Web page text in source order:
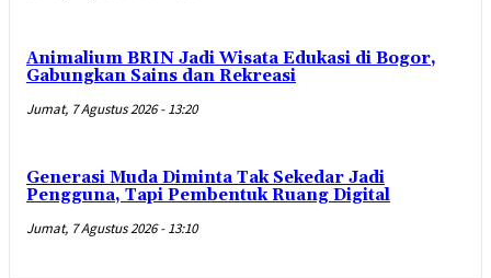
Animalium BRIN Jadi Wisata Edukasi di Bogor,
Gabungkan Sains dan Rekreasi
Jumat, 7 Agustus 2026 - 13:20
Generasi Muda Diminta Tak Sekedar Jadi
Pengguna, Tapi Pembentuk Ruang Digital
Jumat, 7 Agustus 2026 - 13:10